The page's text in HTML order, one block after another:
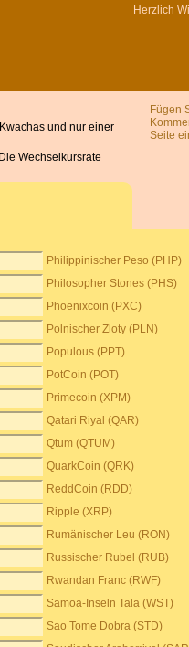
Herzlich
und nur einer
Wechselkursrate
Fügen
Seite
Philippinischer Peso (PHP)
Philosopher Stones (PHS)
Phoenixcoin (PXC)
Polnischer Zloty (PLN)
Populous (PPT)
PotCoin (POT)
Primecoin (XPM)
Qatari Riyal (QAR)
Qtum (QTUM)
QuarkCoin (QRK)
ReddCoin (RDD)
Ripple (XRP)
Rumänischer Leu (RON)
Russischer Rubel (RUB)
Rwandan Franc (RWF)
Samoa-Inseln Tala (WST)
Sao Tome Dobra (STD)